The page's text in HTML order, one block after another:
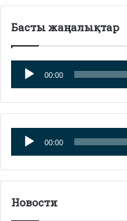
Басты жаңалықтар
Аудиоплеер
00:00
Аудиоплеер
00:00
Новости